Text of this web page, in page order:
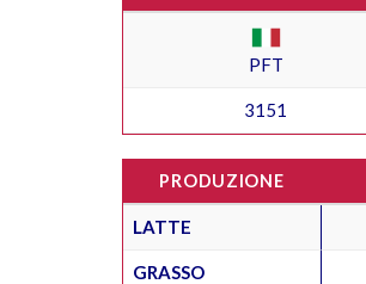
PFT
3151
PRODUZIONE
LATTE
GRASSO